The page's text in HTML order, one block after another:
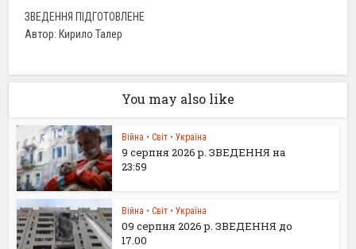
ЗВЕДЕННЯ ПІДГОТОВЛЕНЕ
Автор: Кирило Талер
You may also like
Війна • Світ • Україна
9 серпня 2026 р. ЗВЕДЕННЯ на
23:59
Війна • Світ • Україна
09 серпня 2026 р. ЗВЕДЕННЯ до
17.00